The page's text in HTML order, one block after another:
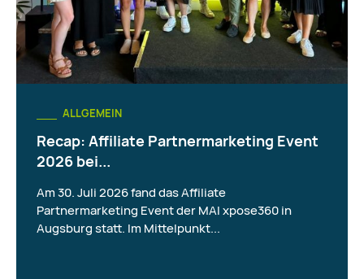
ALLGEMEIN
Recap: Affiliate Partnermarketing Event
2026 bei...
Am 30. Juli 2026 fand das Affiliate
Partnermarketing Event der MAI xpose360 in
Augsburg statt. Im Mittelpunkt...